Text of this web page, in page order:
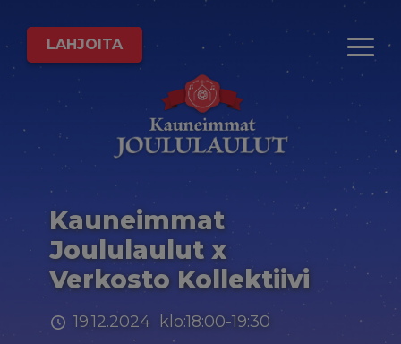
LAHJOITA
Kauneimmat
Joululaulut x
Verkosto Kollektiivi
19.12.2024 klo:18:00-19:30